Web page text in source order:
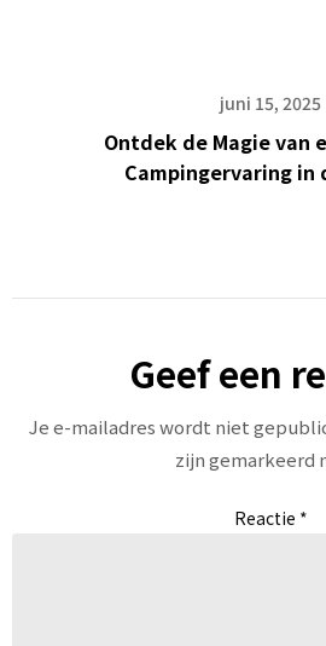
juni 15, 2025
Ontdek de Magie van
Campingervaring in
Geef een
Je e-mailadres wordt niet
zijn gemarkeerd
Reactie *